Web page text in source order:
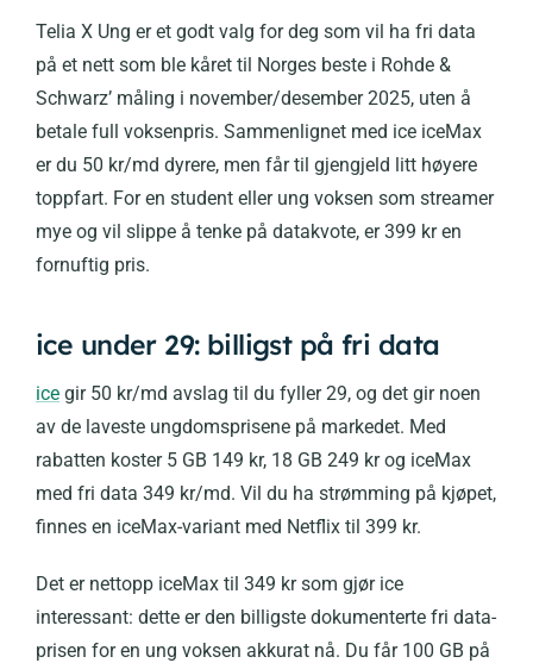
Telia X Ung er et godt valg for deg som vil ha fri data
på et nett som ble kåret til Norges beste i Rohde &
Schwarz’ måling i november/desember 2025, uten å
betale full voksenpris. Sammenlignet med ice iceMax
er du 50 kr/md dyrere, men får til gjengjeld litt høyere
toppfart. For en student eller ung voksen som streamer
mye og vil slippe å tenke på datakvote, er 399 kr en
fornuftig pris.
ice under 29: billigst på fri data
ice gir 50 kr/md avslag til du fyller 29, og det gir noen
av de laveste ungdomsprisene på markedet. Med
rabatten koster 5 GB 149 kr, 18 GB 249 kr og iceMax
med fri data 349 kr/md. Vil du ha strømming på kjøpet,
finnes en iceMax-variant med Netflix til 399 kr.
Det er nettopp iceMax til 349 kr som gjør ice
interessant: dette er den billigste dokumenterte fri data-
prisen for en ung voksen akkurat nå. Du får 100 GB på